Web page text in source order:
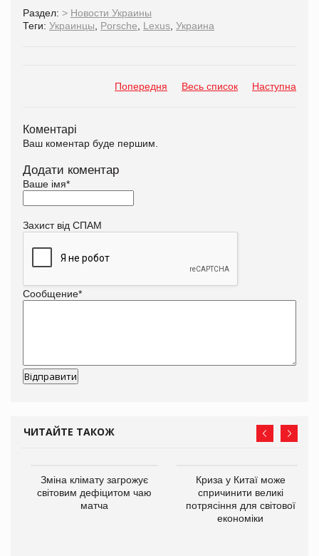
Раздел: > Новости Украины
Теги: Украинцы Porsche Lexus Украина
Попередня Весь список Наступна
Коментарі
Ваш коментар буде першим.
Додати коментар
Ваше імя*
Захист від СПАМ
Сообщение*
ЧИТАЙТЕ ТАКОЖ
Зміна клімату загрожує
світовим дефіцитом чаю
матча
Криза у Китаї може
спричинити великі
потрясіння для світової
економіки